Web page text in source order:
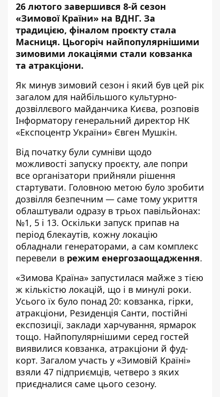
26 лютого завершився 8-й сезон
«Зимової Країни» на ВДНГ. За
традицією, фіналом проєкту стала
Масниця. Цьогоріч найпопулярнішими
зимовими локаціями стали ковзанка
та атракціони.
Як минув зимовий сезон і який був цей рік
загалом для найбільшого культурно-
дозвіллєвого майданчика Києва, розповів
Інформатору генеральний директор НК
«Експоцентр України» Євген Мушкін.
Від початку були сумніви щодо
можливості запуску проєкту, але попри
все організатори прийняли рішення
стартувати. Головною метою було зробити
дозвілля безпечним — саме тому укриття
облаштували одразу в трьох павільйонах:
№1, 5 і 13. Оскільки запуск припав на
період блекаутів, кожну локацію
обладнали генераторами, а сам комплекс
перевели в режим енергозаощадження.
«Зимова Країна» запустилася майже з тією
ж кількістю локацій, що і в минулі роки.
Усього їх було понад 20: ковзанка, гірки,
атракціони, Резиденція Санти, постійні
експозиції, заклади харчування, ярмарок
тощо. Найпопулярнішими серед гостей
виявилися ковзанка, атракціони й фуд-
корт. Загалом участь у «Зимовій Країні»
взяли 47 підприємців, четверо з яких
приєдналися саме цього сезону.